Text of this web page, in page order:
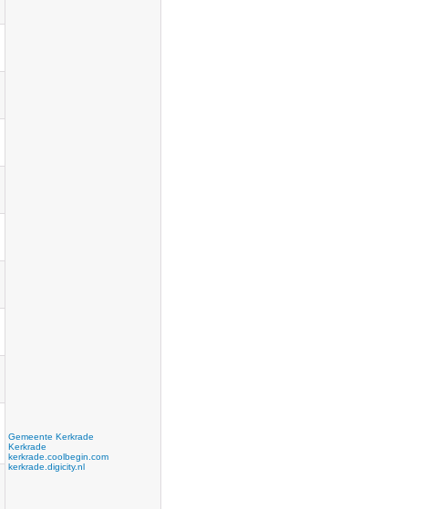
Gemeente Kerkrade
Kerkrade
kerkrade.coolbegin.com
kerkrade.digicity.nl